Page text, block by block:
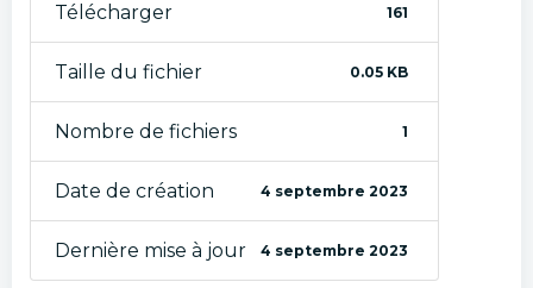
Télécharger 161
Taille du fichier 0.05 KB
Nombre de fichiers 1
Date de création 4 septembre 2023
Dernière mise à jour 4 septembre 2023